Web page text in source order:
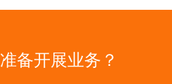
准备开展业务？